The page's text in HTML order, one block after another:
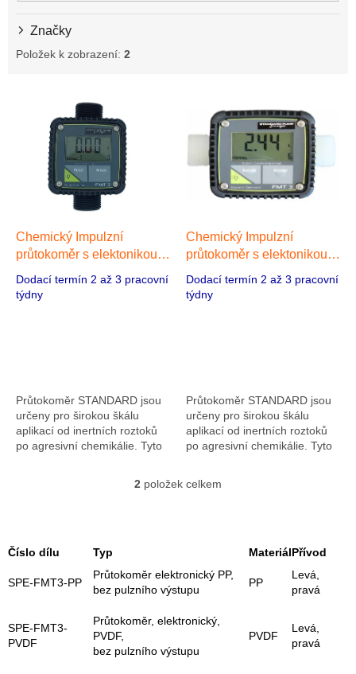
Značky
Položek k zobrazení: 2
Chemický Impulzní
průtokoměr s elektonikou,
Polypropylen
Dodací termín 2 až 3 pracovní
týdny
Průtokoměr STANDARD jsou
určeny pro širokou škálu
aplikací od inertních roztoků
po agresivní chemikálie. Tyto
Chemický Impulzní
průtokoměr s elektonikou,
PVDF
Dodací termín 2 až 3 pracovní
týdny
Průtokoměr STANDARD jsou
určeny pro širokou škálu
aplikací od inertních roztoků
po agresivní chemikálie. Tyto
jsou k...
O
c
í
r
k
2 položek celkem
Číslo dílu Typ MateriálPřívod
SPE-FMT3-PP
Průtokoměr elektronický PP,
bez pulzního výstupu
PP
Levá,
pravá
SPE-FMT3-
PVDF
Průtokoměr, elektronický,
PVDF,
bez pulzního výstupu
PVDF
Levá,
pravá